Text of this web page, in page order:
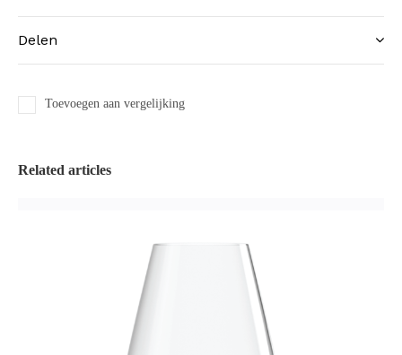
Delen
Toevoegen aan vergelijking
Related articles